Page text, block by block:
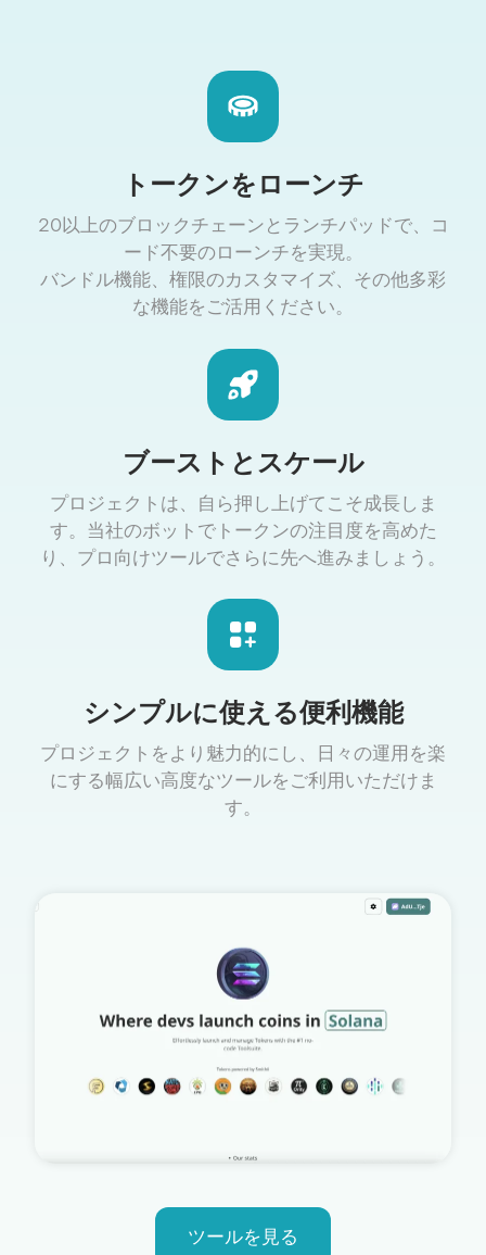
トークンをローンチ
20以上のブロックチェーンとランチパッドで、コ
ード不要のローンチを実現。
バンドル機能、権限のカスタマイズ、その他多彩
な機能をご活用ください。
ブーストとスケール
プロジェクトは、自ら押し上げてこそ成長しま
す。当社のボットでトークンの注目度を高めた
り、プロ向けツールでさらに先へ進みましょう。
シンプルに使える便利機能
プロジェクトをより魅力的にし、日々の運用を楽
にする幅広い高度なツールをご利用いただけま
す。
ツールを見る